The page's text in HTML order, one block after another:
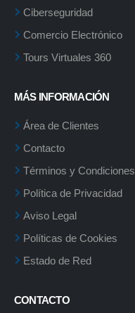
Ciberseguridad
Comercio Electrónico
Tours Virtuales 360
MÁS INFORMACIÓN
Área de Clientes
Contacto
Términos y Condiciones
Política de Privacidad
Aviso Legal
Políticas de Cookies
Estado de Red
CONTACTO